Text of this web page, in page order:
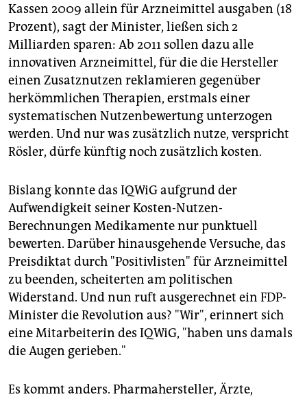
Kassen 2009 allein für Arzneimittel ausgaben (18
Prozent), sagt der Minister, ließen sich 2
Milliarden sparen: Ab 2011 sollen dazu alle
innovativen Arzneimittel, für die die Hersteller
einen Zusatznutzen reklamieren gegenüber
herkömmlichen Therapien, erstmals einer
systematischen Nutzenbewertung unterzogen
werden. Und nur was zusätzlich nutze, verspricht
Rösler, dürfe künftig noch zusätzlich kosten.
Bislang konnte das IQWiG aufgrund der
Aufwendigkeit seiner Kosten-Nutzen-
Berechnungen Medikamente nur punktuell
bewerten. Darüber hinausgehende Versuche, das
Preisdiktat durch "Positivlisten" für Arzneimittel
zu beenden, scheiterten am politischen
Widerstand. Und nun ruft ausgerechnet ein FDP-
Minister die Revolution aus? "Wir", erinnert sich
eine Mitarbeiterin des IQWiG, "haben uns damals
die Augen gerieben."
Es kommt anders. Pharmahersteller, Ärzte,